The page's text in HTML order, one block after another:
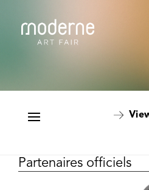
Partenaires officiels